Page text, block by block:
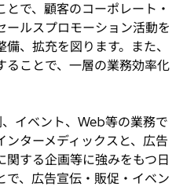
で、顧客のコーポレート・
ールスプロモーション活動を
、拡充を図ります。また、
ることで、一層の業務効率化
イベント、Web等の業務で
ターメディックスと、広告
する企画等に強みをもつ日
、広告宣伝・販促・イベン